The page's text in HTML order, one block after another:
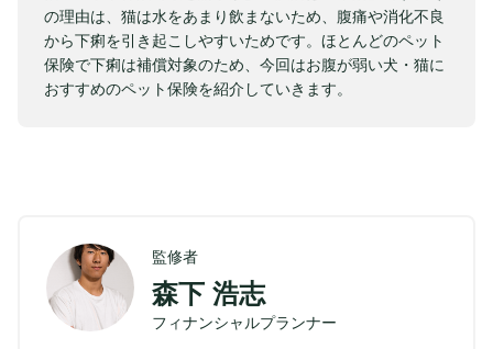
の理由は、猫は水をあまり飲まないため、腹痛や消化不良
から下痢を引き起こしやすいためです。ほとんどのペット
保険で下痢は補償対象のため、今回はお腹が弱い犬・猫に
おすすめのペット保険を紹介していきます。
監修者
森下 浩志
フィナンシャルプランナー